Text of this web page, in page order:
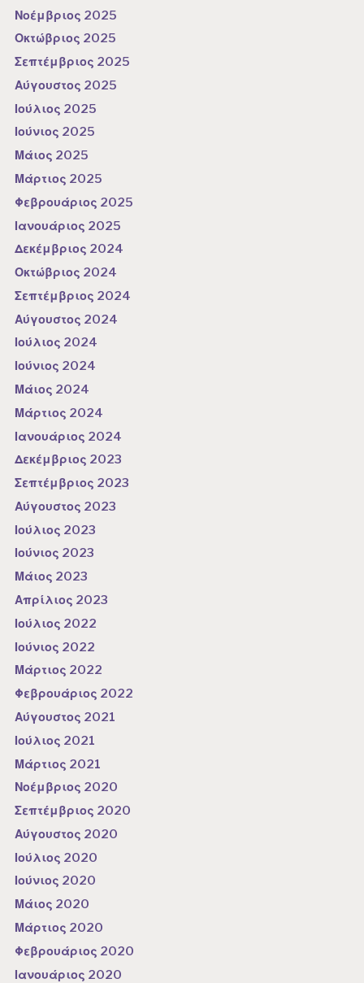
Νοέμβριος 2025
Οκτώβριος 2025
Σεπτέμβριος 2025
Αύγουστος 2025
Ιούλιος 2025
Ιούνιος 2025
Μάιος 2025
Μάρτιος 2025
Φεβρουάριος 2025
Ιανουάριος 2025
Δεκέμβριος 2024
Οκτώβριος 2024
Σεπτέμβριος 2024
Αύγουστος 2024
Ιούλιος 2024
Ιούνιος 2024
Μάιος 2024
Μάρτιος 2024
Ιανουάριος 2024
Δεκέμβριος 2023
Σεπτέμβριος 2023
Αύγουστος 2023
Ιούλιος 2023
Ιούνιος 2023
Μάιος 2023
Απρίλιος 2023
Ιούλιος 2022
Ιούνιος 2022
Μάρτιος 2022
Φεβρουάριος 2022
Αύγουστος 2021
Ιούλιος 2021
Μάρτιος 2021
Νοέμβριος 2020
Σεπτέμβριος 2020
Αύγουστος 2020
Ιούλιος 2020
Ιούνιος 2020
Μάιος 2020
Μάρτιος 2020
Φεβρουάριος 2020
Ιανουάριος 2020